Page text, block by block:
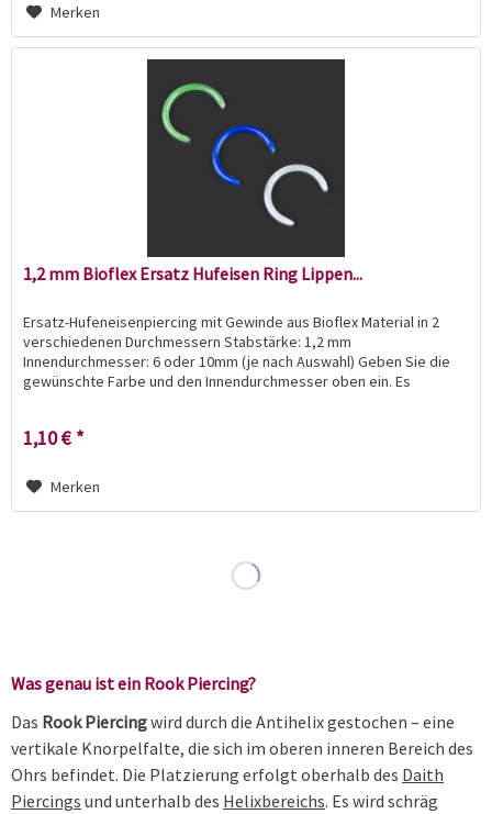
Merken
1,2 mm Bioflex Ersatz Hufeisen Ring Lippen...
Ersatz-Hufeneisenpiercing mit Gewinde aus Bioflex Material in 2
verschiedenen Durchmessern Stabstärke: 1,2 mm
Innendurchmesser: 6 oder 10mm (je nach Auswahl) Geben Sie die
gewünschte Farbe und den Innendurchmesser oben ein. Es
1,10 € *
Merken
Was genau ist ein Rook Piercing?
Das Rook Piercingwird durch die Antihelix gestochen – eine
vertikale Knorpelfalte, die sich im oberen inneren Bereich des
Ohrs befindet. Die Platzierung erfolgt oberhalb des Daith
Piercings und unterhalb des Helixbereichs. Es wird schräg